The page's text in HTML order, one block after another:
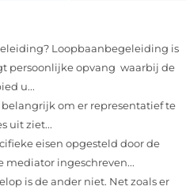
Loopbaanbegeleiding is
persoonlijke opvang waarbij de
u...
om er representatief te
uit ziet...
eisen opgesteld door de
mediator ingeschreven...
is de ander niet. Net zoals er